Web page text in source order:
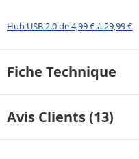
Hub USB 2.0 de 4,99 € à 29,99 €
Fiche Technique
Avis Clients (13)